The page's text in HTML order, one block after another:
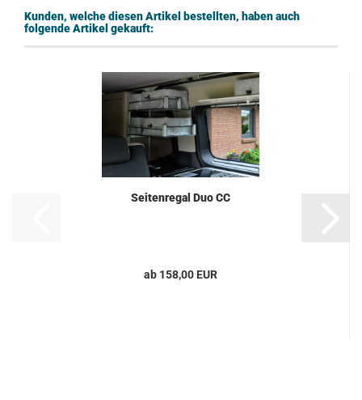
Kunden, welche diesen Artikel bestellten, haben auch
folgende Artikel gekauft:
Seitenregal Duo CC
ab 158,00 EUR